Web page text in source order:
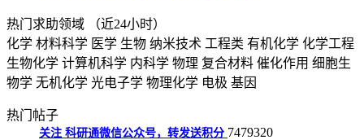
热门求助领域
（近24小时）
化学 材料科学 医学 生物 纳米技术 工程类 有机化学 化学工程
生物化学 计算机科学 内科学 物理 复合材料 催化作用 细胞生
物学 无机化学 光电子学 物理化学 电极 基因
热门帖子
关注 科研通微信公众号，转发送积分 7479320